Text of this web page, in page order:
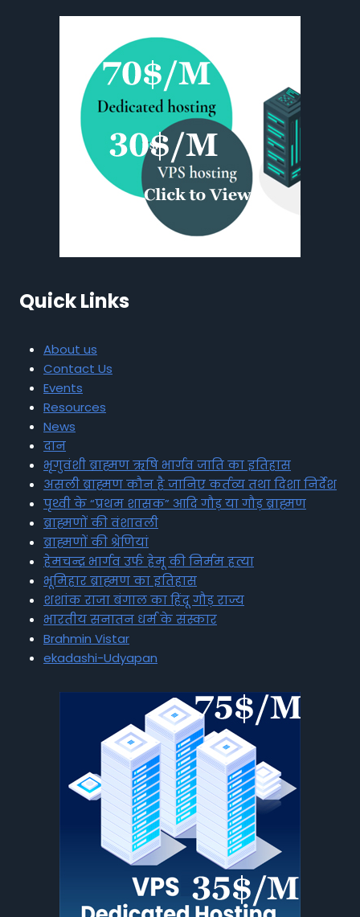
Quick Links
About us
Contact Us
Events
Resources
News
दान
भृगुवंशी ब्राह्मण ऋषि भार्गव जाति का इतिहास
असली ब्राह्मण कौन है जानिए कर्तव्य तथा दिशा निर्देश
पृथ्वी के “प्रथम शासक” आदि गौड़ या गौड़ ब्राह्मण
ब्राह्मणों की वंशावली
ब्राह्मणों की श्रेणियां
हेमचन्द्र भार्गव उर्फ हेमू की निर्मम हत्या
भूमिहार ब्राह्मण का इतिहास
शशांक राजा बंगाल का हिंदू गौड़ राज्य
भारतीय सनातन धर्म के संस्कार
Brahmin Vistar
ekadashi-Udyapan